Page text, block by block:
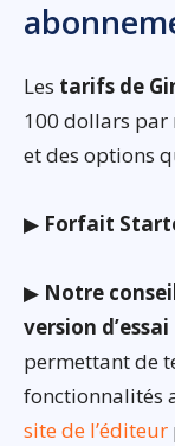
Les tarifs de
100 dollars par
et des options
▶ Forfait
▶ Notre
version
permettant de
fonctionnalités
site de l’éditeur